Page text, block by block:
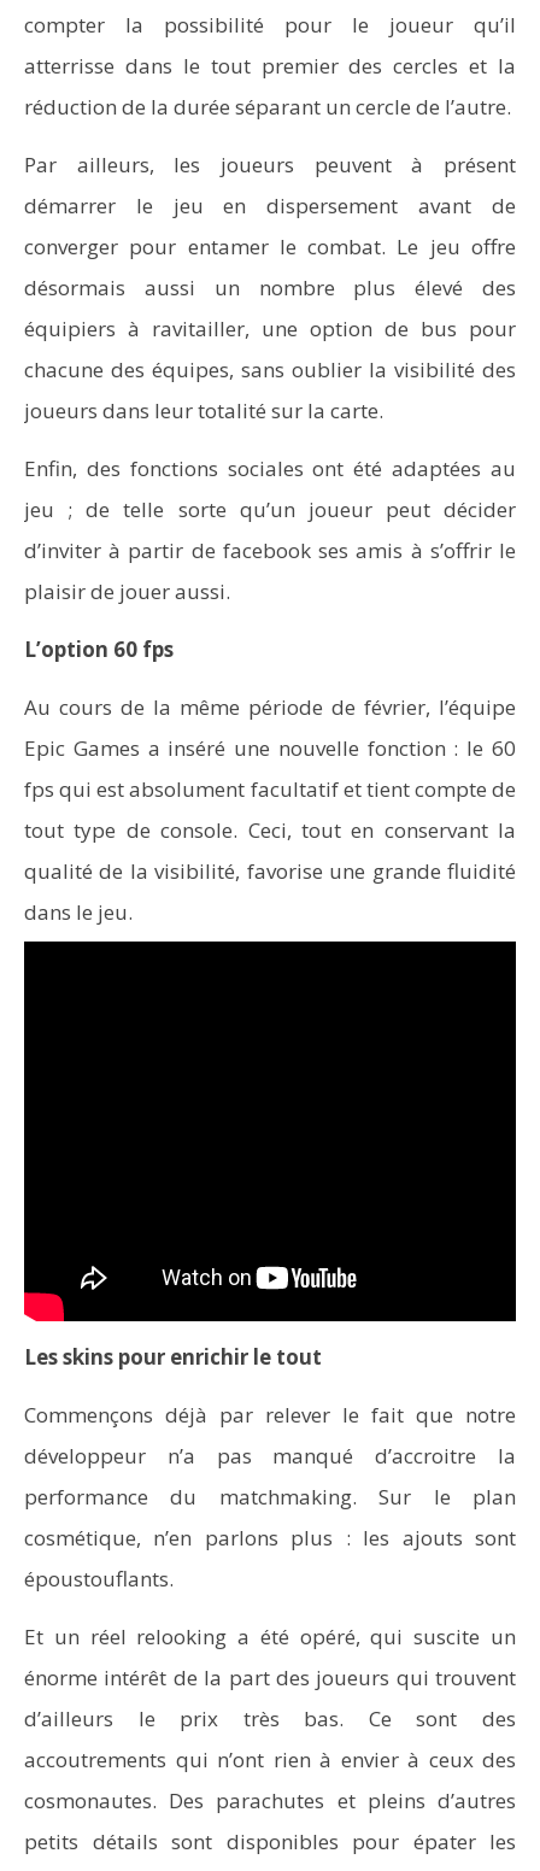
compter la possibilité pour le joueur qu’il
atterrisse dans le tout premier des cercles et la
réduction de la durée séparant un cercle de l’autre.
Par ailleurs, les joueurs peuvent à présent
démarrer le jeu en dispersement avant de
converger pour entamer le combat. Le jeu offre
désormais aussi un nombre plus élevé des
équipiers à ravitailler, une option de bus pour
chacune des équipes, sans oublier la visibilité des
joueurs dans leur totalité sur la carte.
Enfin, des fonctions sociales ont été adaptées au
jeu ; de telle sorte qu’un joueur peut décider
d’inviter à partir de facebook ses amis à s’offrir le
plaisir de jouer aussi.
L’option 60 fps
Au cours de la même période de février, l’équipe
Epic Games a inséré une nouvelle fonction : le 60
fps qui est absolument facultatif et tient compte de
tout type de console. Ceci, tout en conservant la
qualité de la visibilité, favorise une grande fluidité
dans le jeu.
Les skins pour enrichir le tout
Commençons déjà par relever le fait que notre
développeur n’a pas manqué d’accroitre la
performance du matchmaking. Sur le plan
cosmétique, n’en parlons plus : les ajouts sont
époustouflants.
Et un réel relooking a été opéré, qui suscite un
énorme intérêt de la part des joueurs qui trouvent
d’ailleurs le prix très bas. Ce sont des
accoutrements qui n’ont rien à envier à ceux des
cosmonautes. Des parachutes et pleins d’autres
petits détails sont disponibles pour épater les